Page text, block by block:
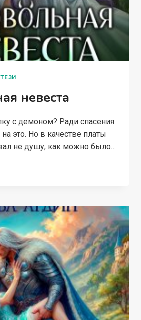
невеста
с демоном? Ради спасения
это. Но в качестве платы
не душу, как можно было…